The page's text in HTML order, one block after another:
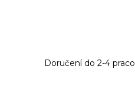
Doručení do 2-4